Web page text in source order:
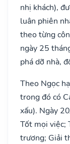
nhị khách),
luân phiên
theo từng
ngày 25
phá dỡ nhà,
Theo Ngọc
trong đó có
xấu). Ngày
Tốt mọi việc;
trương; Giải